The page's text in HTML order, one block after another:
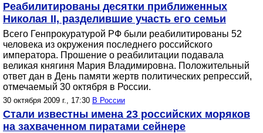
Реабилитированы десятки приближенных
Николая II, разделившие участь его семьи
Всего Генпрокуратурой РФ были реабилитированы 52
человека из окружения последнего российского
императора. Прошение о реабилитации подавала
великая княгиня Мария Владимировна. Положительный
ответ дан в День памяти жертв политических репрессий,
отмечаемый 30 октября в России.
30 октября 2009 г., 17:30 В России
Стали известны имена 23 российских моряков
на захваченном пиратами сейнере